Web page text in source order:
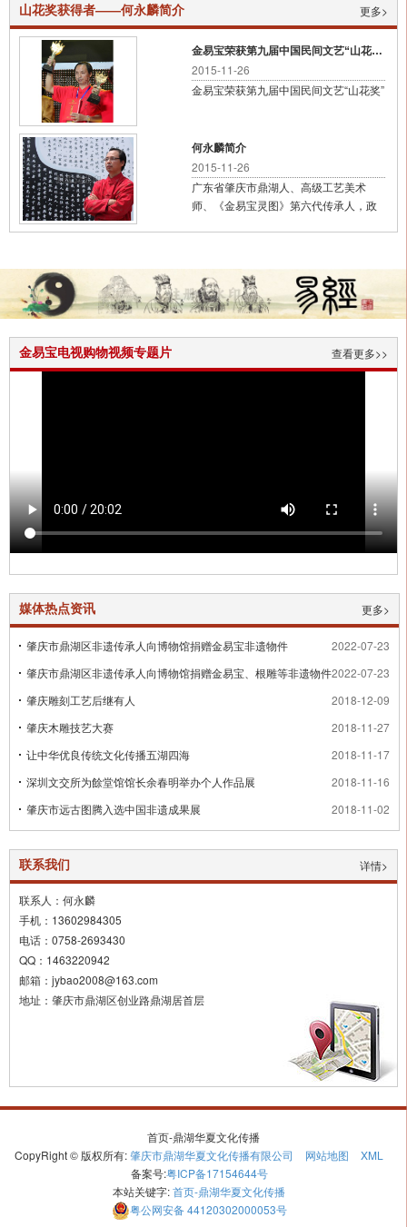
更多>
山花奖获得者——何永麟简介
金易宝荣获第九届中国民间文艺“山花奖”
2015-11-26
金易宝荣获第九届中国民间文艺“山花奖”
何永麟简介
2015-11-26
广东省肇庆市鼎湖人、高级工艺美术
师、《金易宝灵图》第六代传承人，政
长，广东肇庆工商职业技术学院创业导
师、肇庆市工业贸易学校兼职教师，肇
庆市鼎湖华夏文化传播有限公司总经
查看更多>>
金易宝电视购物视频专题片
更多>
媒体热点资讯
2022-07-23
肇庆市鼎湖区非遗传承人向博物馆捐赠金易宝非遗物件
2022-07-23
肇庆市鼎湖区非遗传承人向博物馆捐赠金易宝、根雕等非遗物件
2018-12-09
肇庆雕刻工艺后继有人
2018-11-27
肇庆木雕技艺大赛
2018-11-17
让中华优良传统文化传播五湖四海
2018-11-16
深圳文交所为餘堂馆馆长余春明举办个人作品展
2018-11-02
肇庆市远古图腾入选中国非遗成果展
2018-10-23
湖北群艺第174期积分制管理落地实操班
2018-10-08
二岸四地非遗协会考察金易宝文化
详情>
联系我们
联系人：何永麟
手机：13602984305
电话：0758-2693430
QQ：1463220942
邮箱：jybao2008@163.com
地址：肇庆市鼎湖区创业路鼎湖居首层
首页-鼎湖华夏文化传播
CopyRight © 版权所有:肇庆市鼎湖华夏文化传播有限公司 网站地图
XML
备案号:粤ICP备17154644号
本站关键字:首页-鼎湖华夏文化传播
粤公网安备44120302000053号